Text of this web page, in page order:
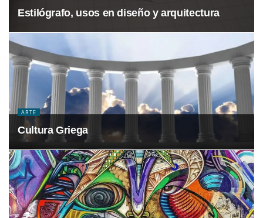
Estilógrafo, usos en diseño y arquitectura
ARTE
Cultura Griega